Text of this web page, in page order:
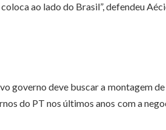
ao lado do Brasil”, defendeu
governo deve buscar a montagem
do PT nos últimos anos com a